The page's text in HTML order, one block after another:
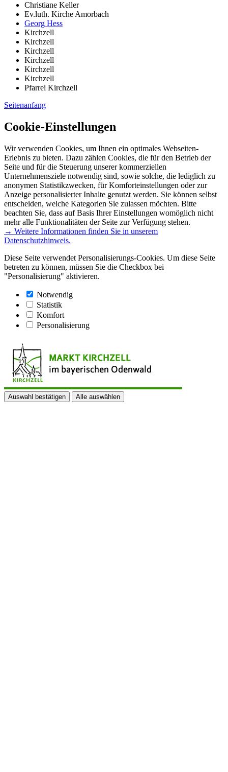
Christiane Keller
Ev.luth. Kirche Amorbach
Georg Hess
Kirchzell
Kirchzell
Kirchzell
Kirchzell
Kirchzell
Kirchzell
Pfarrei Kirchzell
Seitenanfang
Cookie-Einstellungen
Wir verwenden Cookies, um Ihnen ein optimales Webseiten-
Erlebnis zu bieten. Dazu zählen Cookies, die für den Betrieb der
Seite und für die Steuerung unserer kommerziellen
Unternehmensziele notwendig sind, sowie solche, die lediglich zu
anonymen Statistikzwecken, für Komforteinstellungen oder zur
Anzeige personalisierter Inhalte genutzt werden. Sie können selbst
entscheiden, welche Kategorien Sie zulassen möchten. Bitte
beachten Sie, dass auf Basis Ihrer Einstellungen womöglich nicht
mehr alle Funktionalitäten der Seite zur Verfügung stehen.
→ Weitere Informationen finden Sie in unserem
Datenschutzhinweis.
Diese Seite verwendet Personalisierungs-Cookies. Um diese Seite
betreten zu können, müssen Sie die Checkbox bei
"Personalisierung" aktivieren.
Notwendig
Statistik
Komfort
Personalisierung
Auswahl bestätigen Alle auswählen